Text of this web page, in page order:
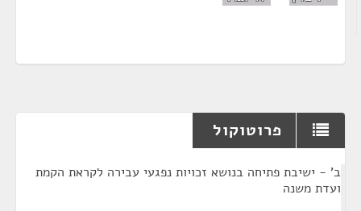
פרוטוקול
ב' - ישיבת פתיחה בנושא זכויות נפגעי עבירה לקראת הקמת
ועדת משנה